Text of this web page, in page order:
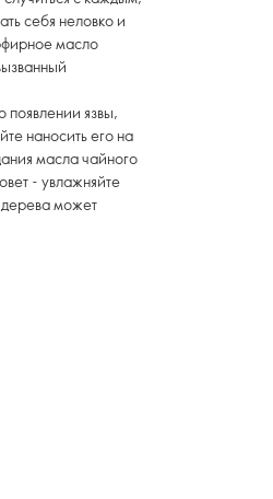
себя неловко и
масло
появлении язвы,
наносить его на
масла чайного
- увлажняйте
дерева может